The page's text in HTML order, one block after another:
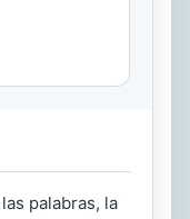
palabras, la